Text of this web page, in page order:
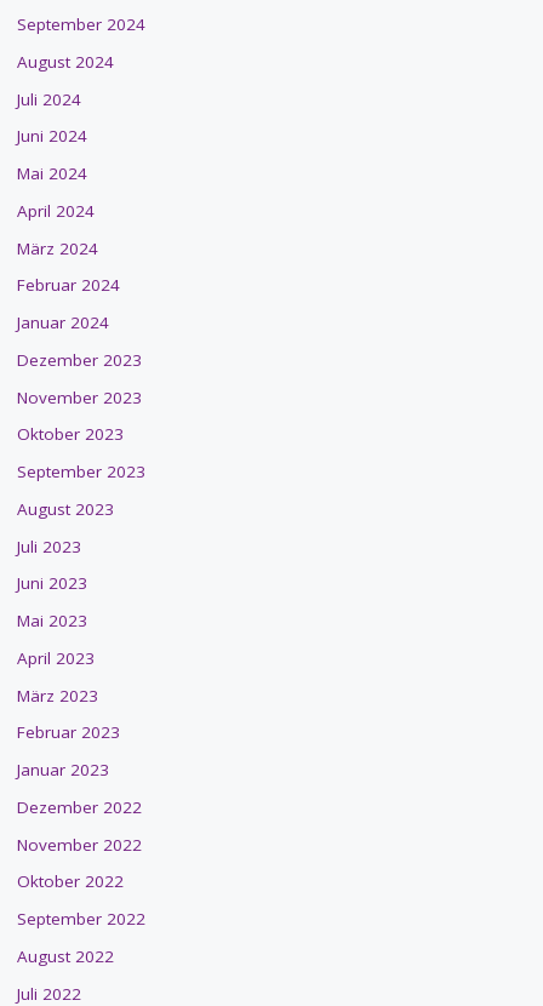
September 2024
August 2024
Juli 2024
Juni 2024
Mai 2024
April 2024
März 2024
Februar 2024
Januar 2024
Dezember 2023
November 2023
Oktober 2023
September 2023
August 2023
Juli 2023
Juni 2023
Mai 2023
April 2023
März 2023
Februar 2023
Januar 2023
Dezember 2022
November 2022
Oktober 2022
September 2022
August 2022
Juli 2022